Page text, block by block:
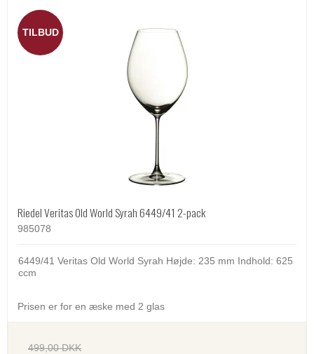
TILBUD
Riedel Veritas Old World Syrah 6449/41 2-pack
985078
6449/41 Veritas Old World Syrah Højde: 235 mm Indhold: 625
ccm
Prisen er for en æske med 2 glas
499,00 DKK